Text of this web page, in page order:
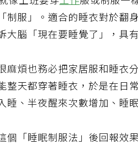
像上班要穿工作服或制服一
制服」。適合的睡衣對於翻
大腦「現在要睡覺了」，具
麻煩也務必把家居服和睡衣
整天都穿著睡衣，於是在日
睡、半夜醒來次數增加、睡